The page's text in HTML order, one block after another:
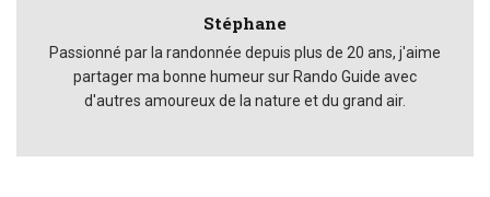
Stéphane
Passionné par la randonnée depuis plus de 20 ans, j'aime
partager ma bonne humeur sur Rando Guide avec
d'autres amoureux de la nature et du grand air.